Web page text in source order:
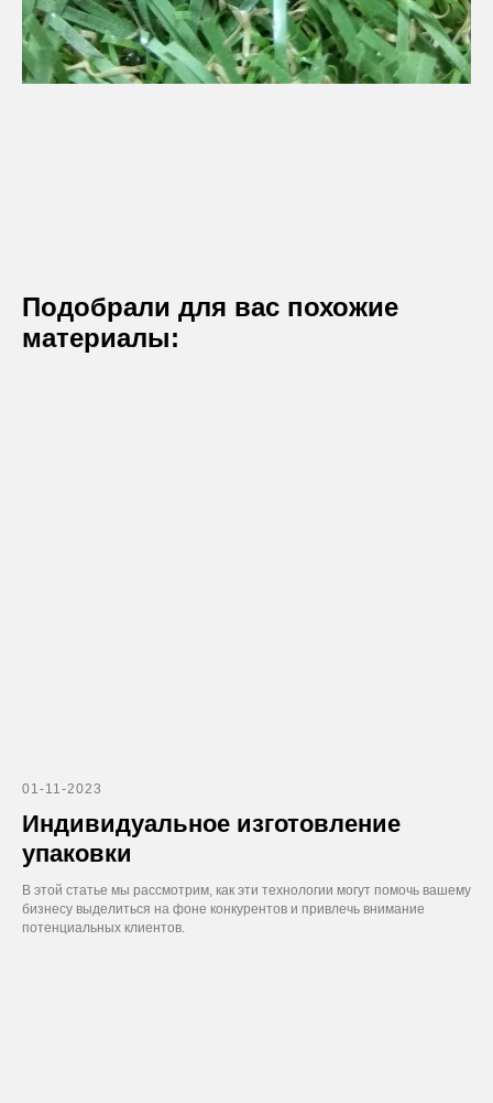
Подобрали для вас похожие
материалы:
01-11-2023
Индивидуальное изготовление
упаковки
В этой статье мы рассмотрим, как эти технологии могут помочь вашему
бизнесу выделиться на фоне конкурентов и привлечь внимание
потенциальных клиентов.